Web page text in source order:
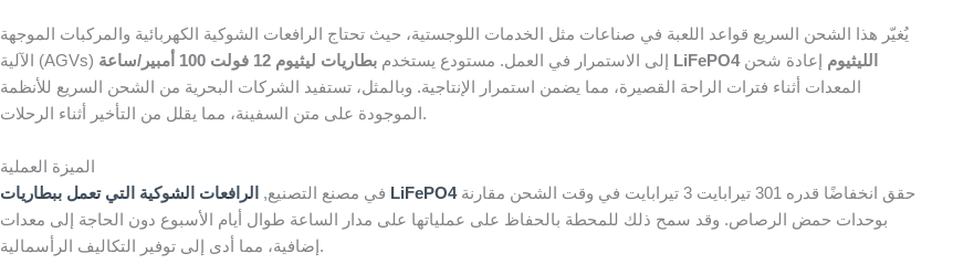
يُغيّر هذا الشحن السريع قواعد اللعبة في صناعات مثل الخدمات اللوجستية، حيث تحتاج الرافعات الشوكية الكهربائية والمركبات الموجهة
الآلية (AGVs) إلى الاستمرار في العمل. مستودع يستخدم
بطاريات ليثيوم 12 فولت 100 أمبير/ساعة LiFePO4 الليثيوم إعادة شحن
المعدات أثناء فترات الراحة القصيرة، مما يضمن استمرار الإنتاجية. وبالمثل، تستفيد الشركات البحرية من الشحن السريع للأنظمة
الموجودة على متن السفينة، مما يقلل من التأخير أثناء الرحلات.
الميزة العملية
في مصنع التصنيع, الرافعات الشوكية التي تعمل ببطاريات LiFePO4حقق انخفاضًا قدره 301 تيرابايت 3 تيرابايت في وقت الشحن مقارنة
بوحدات حمض الرصاص. وقد سمح ذلك للمحطة بالحفاظ على عملياتها على مدار الساعة طوال أيام الأسبوع دون الحاجة إلى معدات
إضافية، مما أدى إلى توفير التكاليف الرأسمالية.